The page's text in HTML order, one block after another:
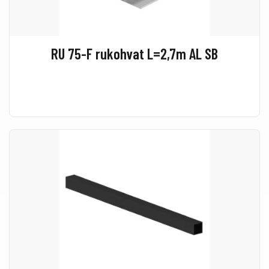
RU 75-F rukohvat L=2,7m AL SB